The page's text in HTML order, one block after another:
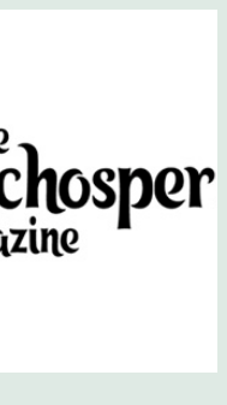
Magazine
сайт)